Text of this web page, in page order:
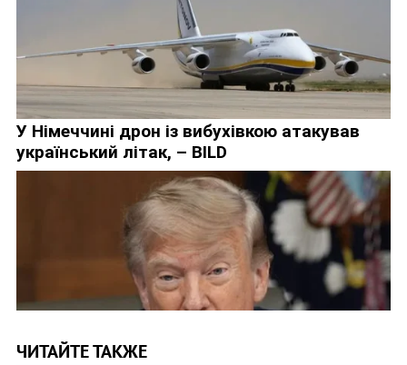
ЧИТАЙТЕ ТАКЖЕ